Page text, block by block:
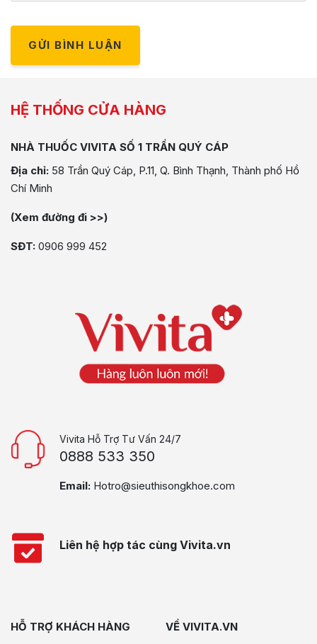
GỬI BÌNH LUẬN
HỆ THỐNG CỬA HÀNG
NHÀ THUỐC VIVITA SỐ 1 TRẦN QUÝ CÁP
Địa chỉ: 58 Trần Quý Cáp, P.11, Q. Bình Thạnh, Thành phố Hồ
Chí Minh
(Xem đường đi >>)
SĐT: 0906 999 452
Vivita Hỗ Trợ Tư Vấn 24/7
0888 533 350
Email: Hotro@sieuthisongkhoe.com
Liên hệ hợp tác cùng Vivita.vn
HỖ TRỢ KHÁCH HÀNG VỀ VIVITA.VN